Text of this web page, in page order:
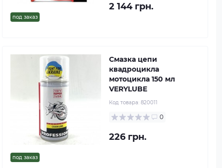
под заказ
2 144 грн.
под заказ
Смазка цепи
квадроцикла
мотоцикла 150 мл
VERYLUBE
Код товара: 820011
0
226 грн.